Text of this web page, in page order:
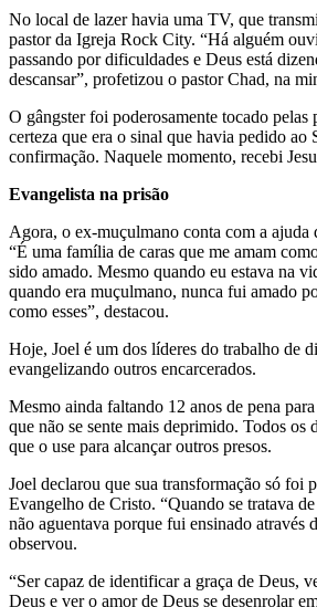
No local de lazer havia uma TV, que
pastor da Igreja Rock City. “Há alguém
passando por dificuldades e Deus está
descansar”, profetizou o pastor Chad, na
O gângster foi poderosamente tocado pelas
certeza que era o sinal que havia pedido ao
confirmação. Naquele momento, recebi
Evangelista na prisão
Agora, o ex-muçulmano conta com a ajuda
“É uma família de caras que me amam
sido amado. Mesmo quando eu estava na
quando era muçulmano, nunca fui amado
como esses”, destacou.
Hoje, Joel é um dos líderes do trabalho de
evangelizando outros encarcerados.
Mesmo ainda faltando 12 anos de pena
que não se sente mais deprimido. Todos os
que o use para alcançar outros presos.
Joel declarou que sua transformação só foi
Evangelho de Cristo. “Quando se tratava
não aguentava porque fui ensinado através
observou.
“Ser capaz de identificar a graça de Deus,
Deus e ver o amor de Deus se desenrolar